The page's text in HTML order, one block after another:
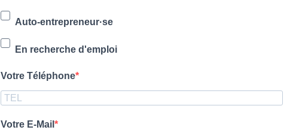
Auto-entrepreneur·se
En recherche d'emploi
Votre Téléphone
Votre E-Mail